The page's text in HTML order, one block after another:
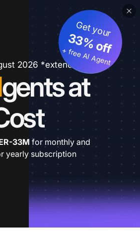
2026 *extended
gents at
Get your
33% off
+ free AI Agent
33M for monthly and
yearly subscription